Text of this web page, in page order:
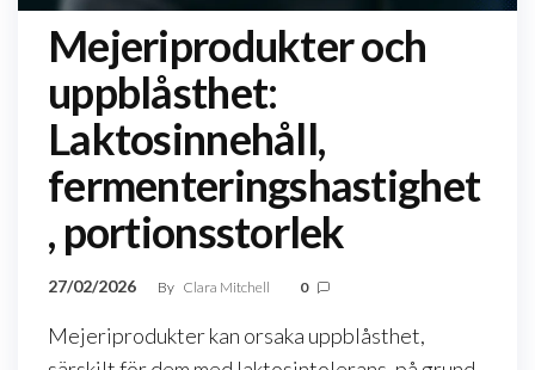
Mejeriprodukter och
uppblåsthet:
Laktosinnehåll,
fermenteringshastighet
, portionsstorlek
27/02/2026 By Clara Mitchell 0
Mejeriprodukter kan orsaka uppblåsthet,